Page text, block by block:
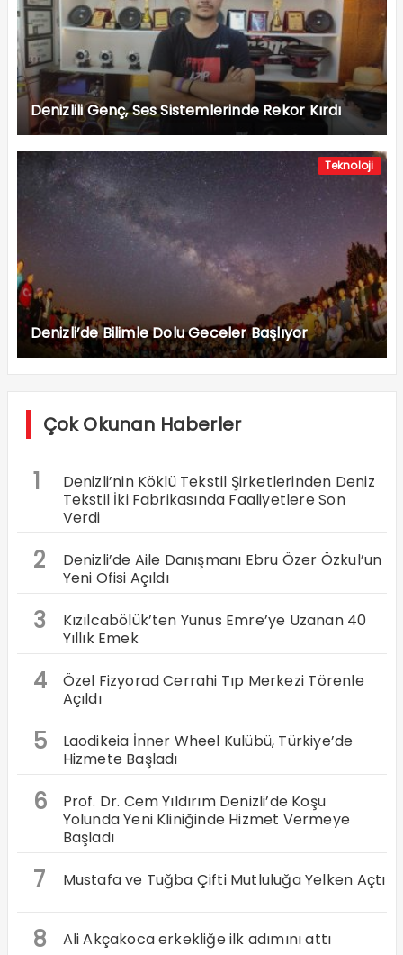
Denizlili Genç, Ses Sistemlerinde Rekor Kırdı
Teknoloji
Denizli’de Bilimle Dolu Geceler Başlıyor
Çok Okunan Haberler
1
Denizli’nin Köklü Tekstil Şirketlerinden Deniz
Tekstil İki Fabrikasında Faaliyetlere Son
Verdi
2
Denizli’de Aile Danışmanı Ebru Özer Özkul’un
Yeni Ofisi Açıldı
3
Kızılcabölük’ten Yunus Emre’ye Uzanan 40
Yıllık Emek
4
Özel Fizyorad Cerrahi Tıp Merkezi Törenle
Açıldı
5
Laodikeia İnner Wheel Kulübü, Türkiye’de
Hizmete Başladı
6
Prof. Dr. Cem Yıldırım Denizli’de Koşu
Yolunda Yeni Kliniğinde Hizmet Vermeye
Başladı
7 Mustafa ve Tuğba Çifti Mutluluğa Yelken Açtı
8 Ali Akçakoca erkekliğe ilk adımını attı